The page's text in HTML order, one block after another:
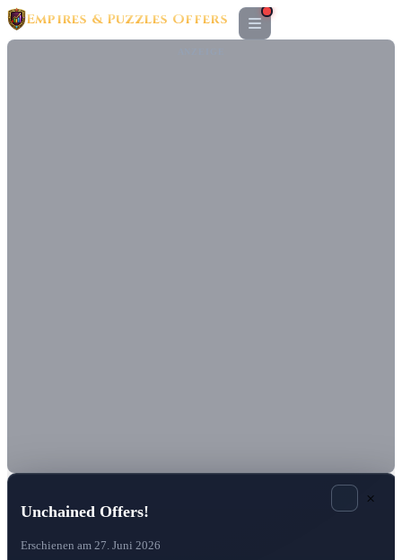
Empires & Puzzles Offers
Unchained Offers!
Erschienen am 27. Juni 2026
×